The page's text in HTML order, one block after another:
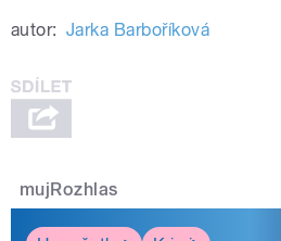
autor: Jarka Barboříková
mujRozhlas